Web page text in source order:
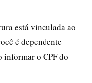
está vinculada ao
é dependente
informar o CPF do